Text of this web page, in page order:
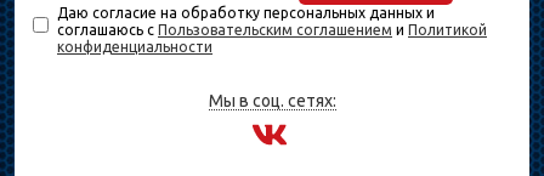
Даю согласие на обработку персональных данных и
соглашаюсь с Пользовательским соглашением и Политикой
конфиденциальности
Мы в соц. сетях: